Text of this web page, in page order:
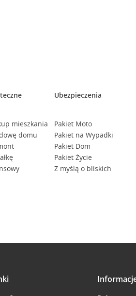
mieszkania
domu
Ubezpieczenia
Pakiet Moto
Pakiet na Wypadki
Pakiet Dom
Pakiet Życie
Z myślą o bliskich